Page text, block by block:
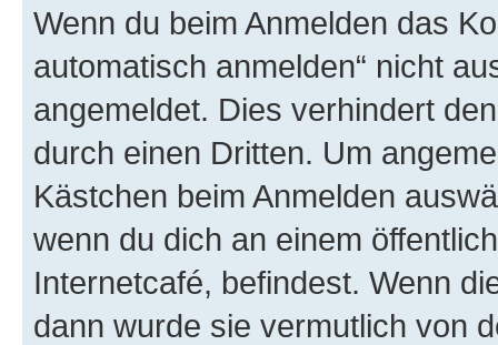
Wenn du beim Anmelden das
automatisch anmelden“ nicht
angemeldet. Dies verhindert
durch einen Dritten. Um
Kästchen beim Anmelden
wenn du dich an einem
Internetcafé, befindest. Wenn
dann wurde sie vermutlich von